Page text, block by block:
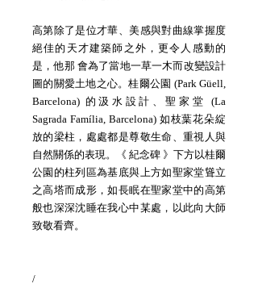
高第除了是位才華、美感與對曲線掌握度
絕佳的天才建築師之外，更令人感動的
是，他那 會為了當地一草一木而改變設計
圖的關愛土地之心。桂爾公園 (Park Güell,
Barcelona) 的汲水設計、聖家堂 (La
Sagrada Família, Barcelona) 如枝葉花朵綻
放的梁柱，處處都是尊敬生命、重視人與
自然關係的表現。《 紀念碑 》下方以桂爾
公園的柱列區為基底與上方如聖家堂聳立
之高塔而成形，如長眠在聖家堂中的高第
般也深深沈睡在我心中某處，以此向大師
致敬看齊。
/